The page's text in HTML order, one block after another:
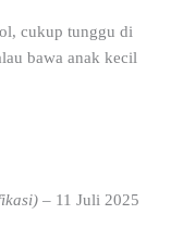
cukup tunggu di
bawa anak kecil
– 11 Juli 2025